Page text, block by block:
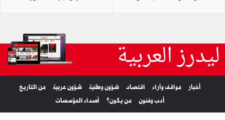
ليدرز العربية
أخبار مواقف وآراء اقتصاد شؤون وطنية شؤون عربية
من التاريخ
أدب وفنون
من يكون؟ أصداء المؤسسات